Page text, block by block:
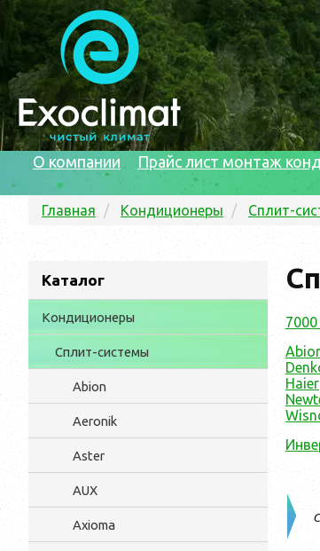
О компании Прайс лист монтаж
Главная Кондиционеры Сплит-
Каталог
Кондиционеры
Сплит-системы
Abion
Aeronik
Aster
AUX
Axioma
Haier